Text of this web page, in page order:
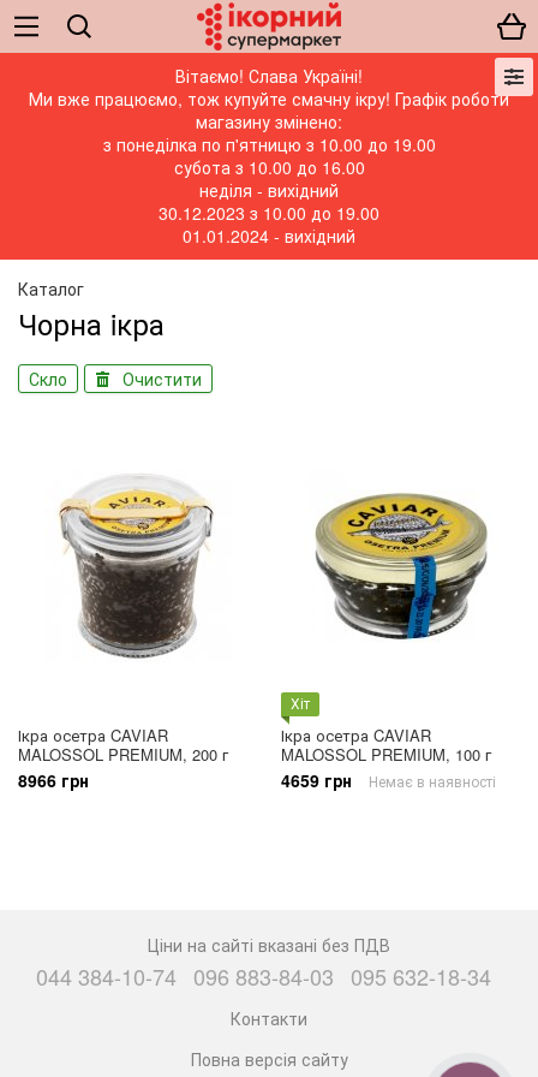
Вітаємо! Слава Україні!
Ми вже працюємо, тож купуйте смачну ікру! Графік роботи
магазину змінено:
з понеділка по п'ятницю з 10.00 до 19.00
субота з 10.00 до 16.00
неділя - вихідний
30.12.2023 з 10.00 до 19.00
01.01.2024 - вихідний
Каталог
Чорна iкра
Скло Очистити
Ікра осетра CAVIAR
MALOSSOL PREMIUM, 200 г
8966 грн
Хіт
Ікра осетра CAVIAR
MALOSSOL PREMIUM, 100 г
4659 грн Немає в наявності
Ціни на сайті вказані без ПДВ
044 384-10-74 096 883-84-03 095 632-18-34
Контакти
Повна версія сайту